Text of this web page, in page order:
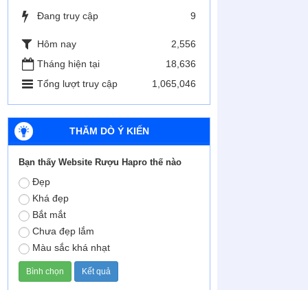
Đang truy cập 9
Hôm nay
2,556
Tháng hiện tại
18,636
Tổng lượt truy cập
1,065,046
THĂM DÒ Ý KIẾN
Bạn thấy Website Rượu Hapro thế nào
Đẹp
Khá đẹp
Bắt mắt
Chưa đẹp lắm
Màu sắc khá nhạt